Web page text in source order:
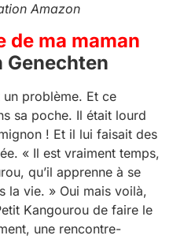
Amazon
de ma maman
Genechten
problème. Et ce
sa poche. Il était lourd
! Et il lui faisait des
« Il est vraiment temps,
qu’il apprenne à se
la vie. » Oui mais voilà,
Kangourou de faire le
une rencontre-